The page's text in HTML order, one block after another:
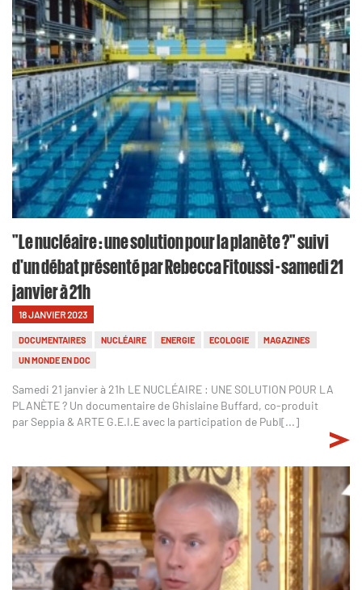
"Le nucléaire : une solution pour la planète ?" suivi
d'un débat présenté par Rebecca Fitoussi - samedi 21
janvier à 21h
18 JANVIER 2023
DOCUMENTAIRES NUCLÉAIRE ENERGIE ECOLOGIE
MAGAZINES
UN MONDE EN DOC
Samedi 21 janvier à 21h LE NUCLÉAIRE : UNE SOLUTION POUR LA
PLANÈTE ? Un documentaire de Ghislaine Buffard, co-produit
par Seppia & ARTE G.E.I.E avec la participation de Publ[...]